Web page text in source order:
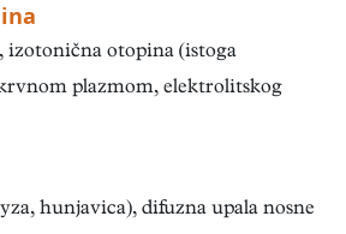
izotonična otopina (istoga
plazmom, elektrolitskog
hunjavica), difuzna upala nosne